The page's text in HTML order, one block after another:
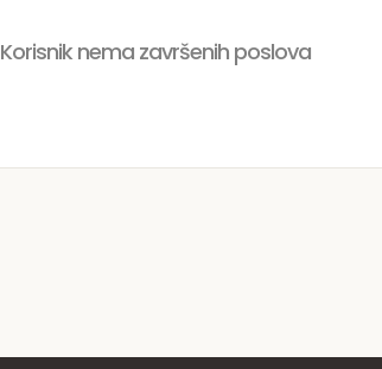
Korisnik nema završenih poslova